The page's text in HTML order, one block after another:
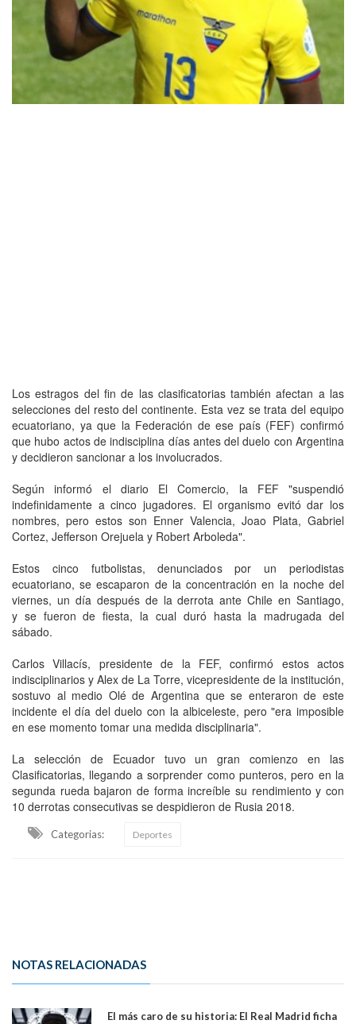
Los estragos del fin de las clasificatorias también afectan a las
selecciones del resto del continente. Esta vez se trata del equipo
ecuatoriano, ya que la Federación de ese país (FEF) confirmó
que hubo actos de indisciplina días antes del duelo con Argentina
y decidieron sancionar a los involucrados.
Según informó el diario El Comercio, la FEF "suspendió
indefinidamente a cinco jugadores. El organismo evitó dar los
nombres, pero estos son Enner Valencia, Joao Plata, Gabriel
Cortez, Jefferson Orejuela y Robert Arboleda".
Estos cinco futbolistas, denunciados por un periodistas
ecuatoriano, se escaparon de la concentración en la noche del
viernes, un día después de la derrota ante Chile en Santiago,
y se fueron de fiesta, la cual duró hasta la madrugada del
sábado.
Carlos Villacís, presidente de la FEF, confirmó estos actos
indisciplinarios y Alex de La Torre, vicepresidente de la institución,
sostuvo al medio Olé de Argentina que se enteraron de este
incidente el día del duelo con la albiceleste, pero "era imposible
en ese momento tomar una medida disciplinaria".
La selección de Ecuador tuvo un gran comienzo en las
Clasificatorias, llegando a sorprender como punteros, pero en la
segunda rueda bajaron de forma increíble su rendimiento y con
10 derrotas consecutivas se despidieron de Rusia 2018.
Categorias: Deportes
NOTAS RELACIONADAS
El más caro de su historia: El Real Madrid ficha